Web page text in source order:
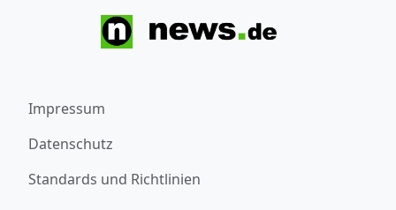
Impressum
Datenschutz
Standards und Richtlinien